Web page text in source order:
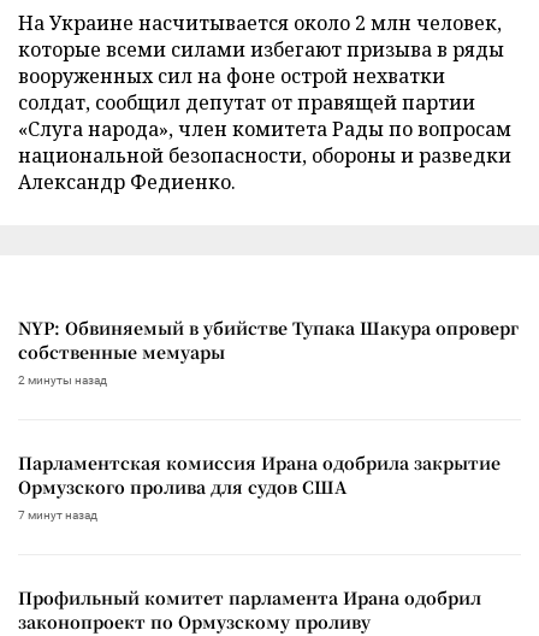
На Украине насчитывается около 2 млн человек,
которые всеми силами избегают призыва в ряды
вооруженных сил на фоне острой нехватки
солдат, сообщил депутат от правящей партии
«Слуга народа», член комитета Рады по вопросам
национальной безопасности, обороны и разведки
Александр Федиенко.
NYP: Обвиняемый в убийстве Тупака Шакура опроверг
собственные мемуары
2 минуты назад
Парламентская комиссия Ирана одобрила закрытие
Ормузского пролива для судов США
7 минут назад
Профильный комитет парламента Ирана одобрил
законопроект по Ормузскому проливу